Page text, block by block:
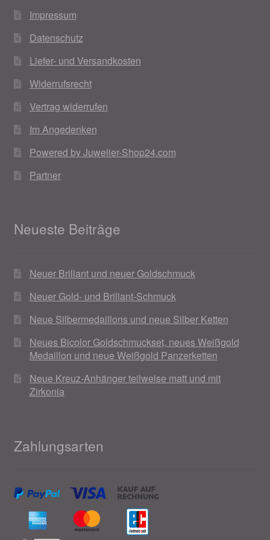
Impressum
Datenschutz
Liefer- und Versandkosten
Widerrufsrecht
Vertrag widerrufen
Im Angedenken
Powered by Juwelier-Shop24.com
Partner
Neueste Beiträge
Neuer Brillant und neuer Goldschmuck
Neuer Gold- und Brillant-Schmuck
Neue Silbermedaillons und neue Silber Ketten
Neues Bicolor Goldschmuckset, neues Weißgold
Medaillon und neue Weißgold Panzerketten
Neue Kreuz-Anhänger teilweise matt und mit
Zirkonia
Zahlungsarten